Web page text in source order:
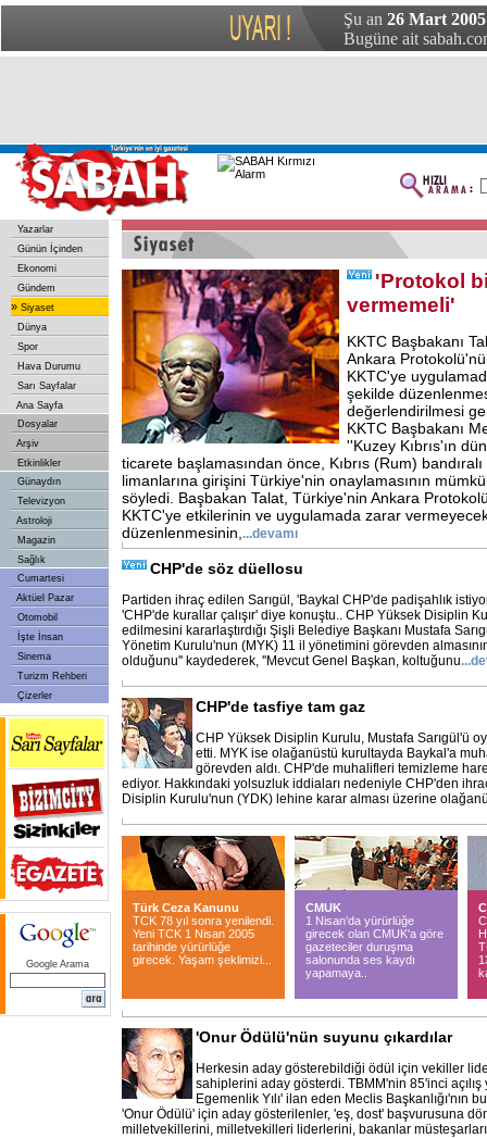
Şu an 26 Mart
Bugüne ait
Yazarlar
Günün İçinden
Ekonomi
Gündem
» Siyaset
Dünya
Spor
Hava Durumu
Sarı Sayfalar
Ana Sayfa
Dosyalar
Arşiv
Etkinlikler
Günaydın
Televizyon
Astroloji
Magazin
Sağlık
Cumartesi
Aktüel Pazar
Otomobil
İşte İnsan
Sinema
Turizm Rehberi
Çizerler
Google Arama
'Protokol
vermemeli'
KKTC Başbakanı
Ankara Protokolü'nü
KKTC'ye
şekilde
değerlendirilmesi
KKTC Başbakanı
''Kuzey Kıbrıs'ın
ticarete başlamasından önce, Kıbrıs (Rum)
limanlarına girişini Türkiye'nin onaylamasının
söyledi. Başbakan Talat, Türkiye'nin Ankara
KKTC'ye etkilerinin ve uygulamada zarar
düzenlenmesinin, ...devamı
CHP'de söz düellosu
Partiden ihraç edilen Sarıgül, 'Baykal CHP'de padişahlık
'CHP'de kurallar çalışır' diye konuştu.. CHP Yüksek Disiplin
edilmesini kararlaştırdığı Şişli Belediye Başkanı Mustafa
Yönetim Kurulu'nun (MYK) 11 il yönetimini görevden
olduğunu'' kaydederek, ''Mevcut Genel Başkan, koltuğunu...
CHP'de tasfiye tam gaz
CHP Yüksek Disiplin Kurulu, Mustafa Sarıgül'ü
etti. MYK ise olağanüstü kurultayda Baykal'a
görevden aldı. CHP'de muhalifleri temizleme
ediyor. Hakkındaki yolsuzluk iddiaları nedeniyle CHP'den
Disiplin Kurulu'nun (YDK) lehine karar alması üzerine
Türk Ceza Kanunu
TCK 78 yıl sonra yenilendi.
Yeni TCK 1 Nisan 2005
tarihinde yürürlüğe
girecek. Yaşam şeklimizi...
CMUK
1 Nisan'da yürürlüğe
girecek olan CMUK'a göre
gazeteciler duruşma
salonunda ses kaydı
yapamaya..
'Onur Ödülü'nün suyunu çıkardılar
Herkesin aday gösterebildiği ödül için vekiller
sahiplerini aday gösterdi. TBMM'nin 85'inci açılış
Egemenlik Yılı' ilan eden Meclis Başkanlığı'nın
'Onur Ödülü' için aday gösterilenler, 'eş, dost' başvurusuna
milletvekillerini, milletvekilleri liderlerini, bakanlar